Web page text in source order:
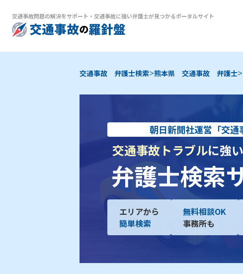
交通事故問題の解決をサポート ・ 交通事故に強い弁護士が見つかるポータルサイト
交通事故 弁護士検索>熊本県 交通事故 弁護士>
朝日新聞社運営「交通
交通事故トラブルに強
弁護士検索
エリアから
簡単検索
無料相談OK
事務所も